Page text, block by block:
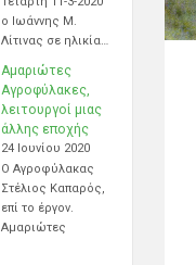
ο Ιωάννης Μ.
Λίτινας σε ηλικία…
Αμαριώτες
Αγροφύλακες,
λειτουργοί μιας
άλλης εποχής
24 Ιουνίου 2020
Ο Αγροφύλακας
Στέλιος Καπαρός,
επί το έργον.
Αμαριώτες